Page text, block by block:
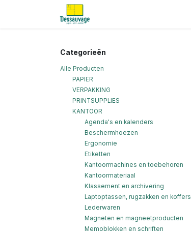
Overslaan naar inhoud
Categorieën
Alle Producten
PAPIER
VERPAKKING
PRINTSUPPLIES
KANTOOR
Agenda's en kalenders
Beschermhoezen
Ergonomie
Etiketten
Kantoormachines en toebehoren
Kantoormateriaal
Klassement en archivering
Laptoptassen, rugzakken en koffers
Lederwaren
Magneten en magneetproducten
Memoblokken en schriften